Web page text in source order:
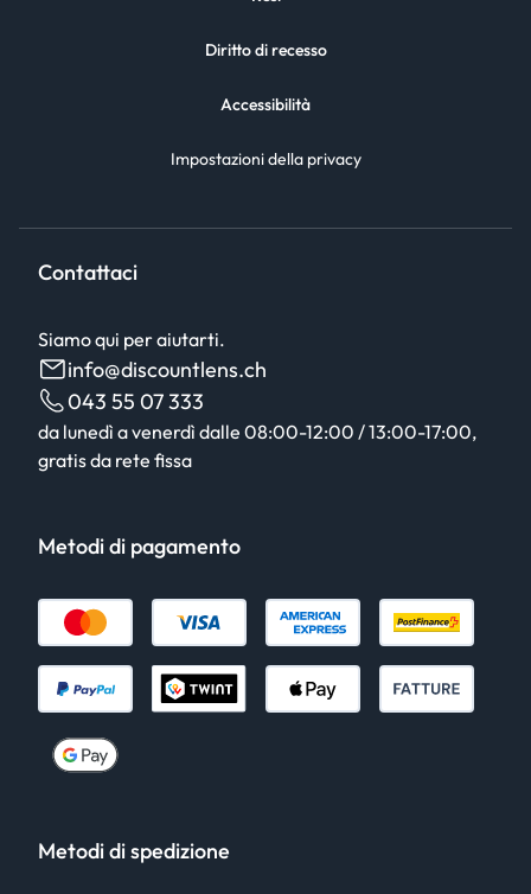
Diritto di recesso
Accessibilità
Impostazioni della privacy
Contattaci
Siamo qui per aiutarti.
info@discountlens.ch
043 55 07 333
da lunedì a venerdì dalle 08:00-12:00 / 13:00-17:00,
gratis da rete fissa
Metodi di pagamento
Metodi di spedizione